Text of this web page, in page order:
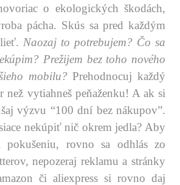
o ekologických škodách,
pácha. Skús sa pred každým
Naozaj to potrebujem? Čo sa
Prežijem bez toho nového
mobilu?Prehodnocuj každý
než vytiahneš peňaženku! A ak si
výzvu “100 dní bez nákupov”.
nekúpiť nič okrem jedla? Aby
rovno sa odhlás zo
nepozeraj reklamu a stránky
či aliexpress si rovno daj